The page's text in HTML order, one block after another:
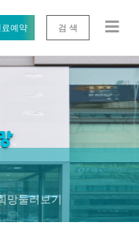
료예약 검 색
망둘러보기